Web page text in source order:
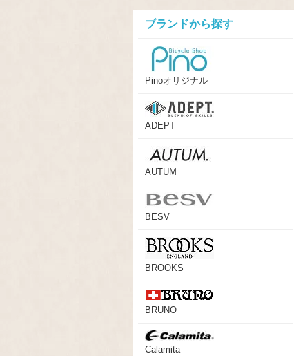
ブランドから探す
Pinoオリジナル
ADEPT
AUTUM
BESV
BROOKS
BRUNO
Calamita